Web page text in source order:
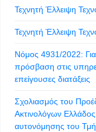
Τεχνητή Έλλειψη
Τεχνητή Έλλειψη
Νόμος 4931/2022:
πρόσβαση στις
επείγουσες διατάξεις
Σχολιασμός του
Ακτινολόγων
αυτονόμησης του